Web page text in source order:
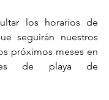
los horarios de
seguirán nuestros
próximos meses en
de playa de